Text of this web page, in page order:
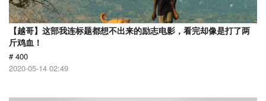
【越哥】这部我连标题都想不出来的励志电影，看完却像是打了两
斤鸡血！
# 400
2020-05-14 02:49